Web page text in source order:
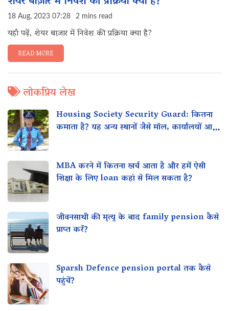
18 Aug, 2023 07:28 2 mins read
यहाँ पढ़ें, शेयर बाज़ार में निवेश की प्रक्रिया क्या है?
READ MORE
लोकप्रिय लेख
Housing Society Security Guard: कितना
कमाता है? यह अन्य स्थानों जैसे मॉल, कार्यालयों आदि
MBA करने में कितना खर्च आता है और हमें ऐसी
शिक्षा के लिए loan कहां से मिल सकता है?
जीवनसाथी की मृत्यु के बाद family pension कैसे
प्राप्त करें?
Sparsh Defence pension portal तक कैसे
पहुंचें?